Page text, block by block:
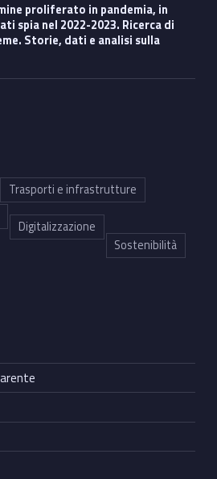
spia nel 2022-2023. Ricerca di
Storie, dati e analisi sulla
Trasporti e infrastrutture
Digitalizzazione
Sostenibilità